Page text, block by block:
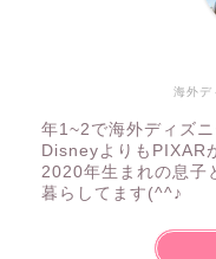
海外デ
年1~2で海外ディズ
DisneyよりもPIXAR
2020年生まれの息子
暮らしてます(^^♪